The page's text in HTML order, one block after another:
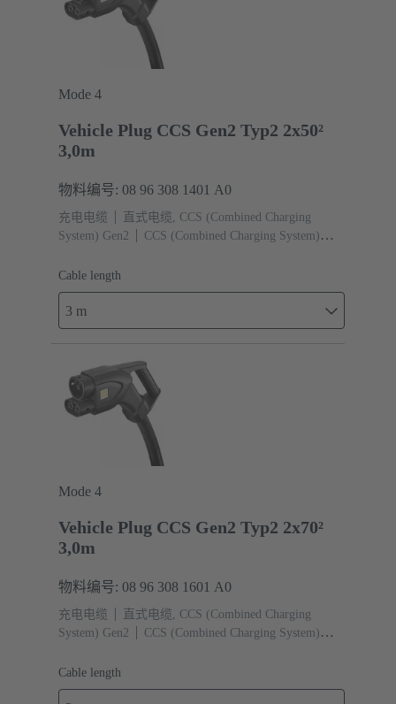
Mode 4
Vehicle Plug CCS Gen2 Typ2 2x50²
3,0m
物料编号: 08 96 308 1401 A0
充电电缆
直式电缆, CCS (Combined Charging
System) Gen2
CCS (Combined Charging System)
Cable length
3 m
Mode 4
Vehicle Plug CCS Gen2 Typ2 2x70²
3,0m
物料编号: 08 96 308 1601 A0
充电电缆
直式电缆, CCS (Combined Charging
System) Gen2
CCS (Combined Charging System)
Cable length